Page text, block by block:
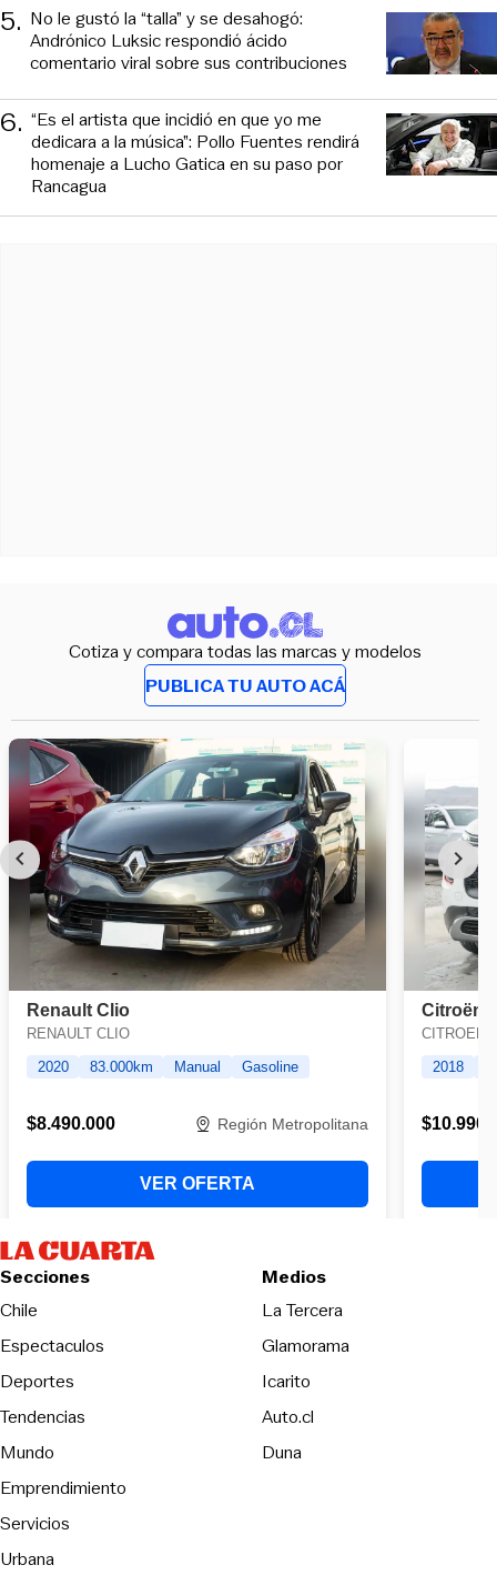
5. No le gustó la “talla” y se desahogó:
Andrónico Luksic respondió ácido
comentario viral sobre sus contribuciones
6. “Es el artista que incidió en que yo me
dedicara a la música”: Pollo Fuentes rendirá
homenaje a Lucho Gatica en su paso por
Rancagua
Cotiza y compara todas las marcas y modelos
PUBLICA TU AUTO ACÁ
Secciones
Chile
Espectaculos
Deportes
Tendencias
Mundo
Emprendimiento
Servicios
Urbana
Medios
La TerceraOpens in new
Glamorama
Icarito
Auto.cl
DunaOpens in new window